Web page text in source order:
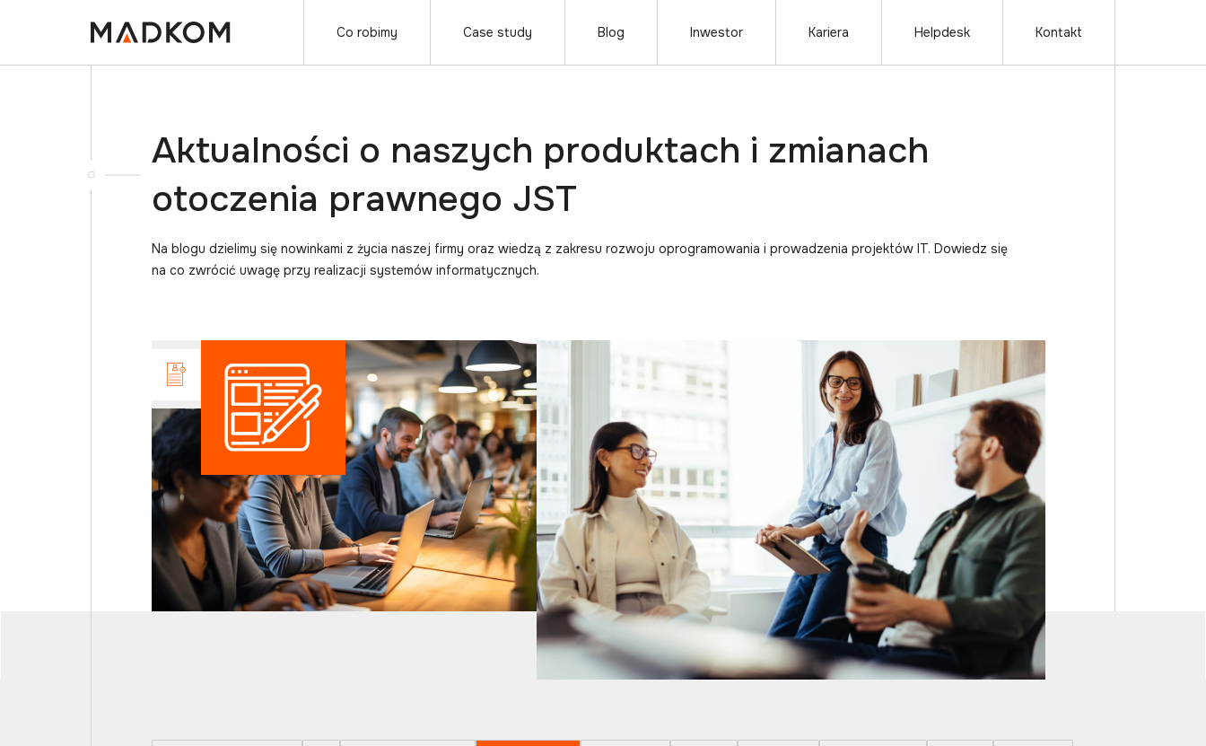
Co robimy Case study Blog Inwestor Kariera Helpdesk Kontakt
Aktualności o naszych produktach i zmianach
otoczenia prawnego JST
Na blogu dzielimy się nowinkami z życia naszej firmy oraz wiedzą z zakresu rozwoju oprogramowania i prowadzenia projektów IT. Dowiedz się
na co zwrócić uwagę przy realizacji systemów informatycznych.